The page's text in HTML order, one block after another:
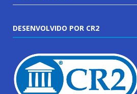
DESENVOLVIDO POR CR2